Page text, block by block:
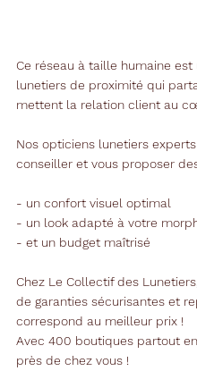
Ce réseau à taille humaine
lunetiers de proximité qui
mettent la relation client au
Nos opticiens lunetiers
conseiller et vous proposer
- un confort visuel optimal
- un look adapté à votre
- et un budget maîtrisé
Chez Le Collectif des
de garanties sécurisantes et
correspond au meilleur prix !
Avec 400 boutiques partout
près de chez vous !